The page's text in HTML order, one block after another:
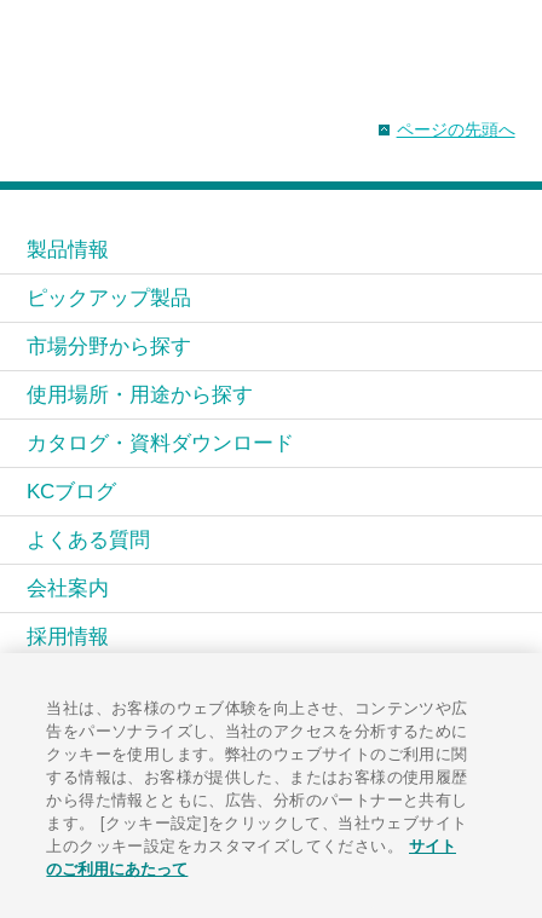
ページの先頭へ
製品情報
ピックアップ製品
市場分野から探す
使用場所・用途から探す
カタログ・資料ダウンロード
KCブログ
よくある質問
会社案内
採用情報
広報誌PAL
お知らせ一覧
お問い合わせ
当社は、お客様のウェブ体験を向上させ、コンテンツや広
告をパーソナライズし、当社のアクセスを分析するために
クッキーを使用します。弊社のウェブサイトのご利用に関
する情報は、お客様が提供した、またはお客様の使用履歴
から得た情報とともに、広告、分析のパートナーと共有し
ます。 [クッキー設定]をクリックして、当社ウェブサイト
上のクッキー設定をカスタマイズしてください。
サイト
のご利用にあたって